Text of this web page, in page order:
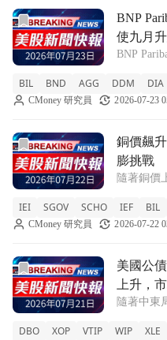
前往BNP Paribas 警告：通
BNP
使九月
BNP
BIL
0% DIA -
BIL BND AGG DDM DIA
CMoney 研究員 2026-07-23
前往銅價飆升！聯準會面
銅價飆
膨挑戰
隨著銅價
難。 IEI -
IEF -
IEI SGOV SCHO IEF BIL
CMoney 研究員 2026-07-22
前往美國公債收益率因中
美國公
上升，
隨著中東
DBO
DBO XOP VTIP WIP XLE